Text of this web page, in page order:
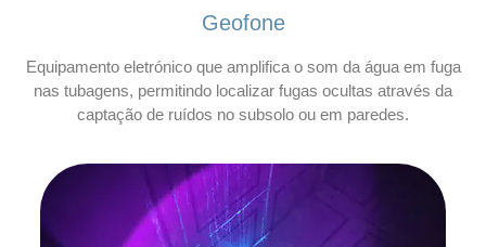
Geofone
Equipamento eletrónico que amplifica o som da água em fuga
nas tubagens, permitindo localizar fugas ocultas através da
captação de ruídos no subsolo ou em paredes.